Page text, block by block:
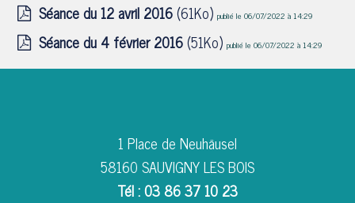
Séance du 12 avril 2016(61Ko)publié le 06/07/2022 à 14:29
Séance du 4 février 2016(51Ko)publié le 06/07/2022 à 14:29
1 Place de Neuhäusel
58160 SAUVIGNY LES BOIS
Tél : 03 86 37 10 23